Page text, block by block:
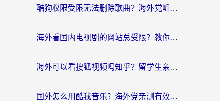
酷狗权限受限无法删除歌曲？海外党听国内音乐的终极解决方案来了
海外看国内电视剧的网站总受限？教你选对回国加速器，轻松追热剧
海外可以看搜狐视频吗知乎？留学生亲测有效的回国加速器选择指南
国外怎么用酷我音乐？海外党亲测有效的回国加速方案，附千千音乐中文歌收听指南